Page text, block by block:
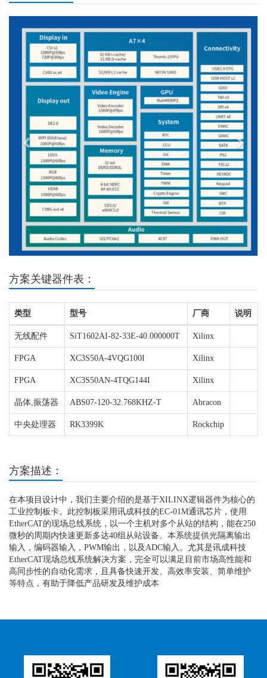
方案关键器件表：
类型 型号 厂商 说明
无线配件 SiT1602AI-82-33E-40.000000T Xilinx
FPGA XC3S50A-4VQG100I Xilinx
FPGA XC3S50AN-4TQG144I Xilinx
晶体,振荡器 ABS07-120-32.768KHZ-T Abracon
中央处理器 RK3399K Rockchip
方案描述：
在本项目设计中，我们主要介绍的是基于XILINX逻辑器件为核心的
工业控制板卡。此控制板采用讯成科技的EC-01M通讯芯片，使用
EtherCAT的现场总线系统，以一个主机对多个从站的结构，能在250
微秒的周期内快速更新多达40组从站设备。本系统提供光隔离输出
输入，编码器输入，PWM输出，以及ADC输入。尤其是讯成科技
EtherCAT现场总线系统解决方案，完全可以满足目前市场高性能和
高同步性的自动化需求，且具备快速开发、高效率安装、简单维护
等特点，有助于降低产品研发及维护成本